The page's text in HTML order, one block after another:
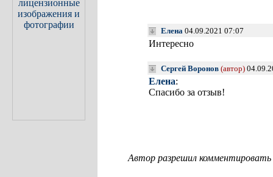
Елена 04.09.2021 07:07
Интересно
Сергей Воронов (автор)
Елена:
Спасибо за отзыв!
Автор разрешил